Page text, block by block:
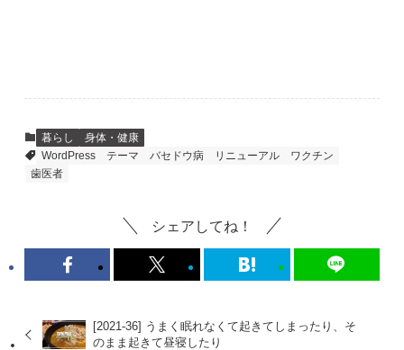
暮らし
身体・健康
WordPress
テーマ バセドウ病 リニューアル
ワクチン
歯医者
シェアしてね！
[2021-36] うまく眠れなくて起きてしまったり、そ
のまま起きて昼寝したり